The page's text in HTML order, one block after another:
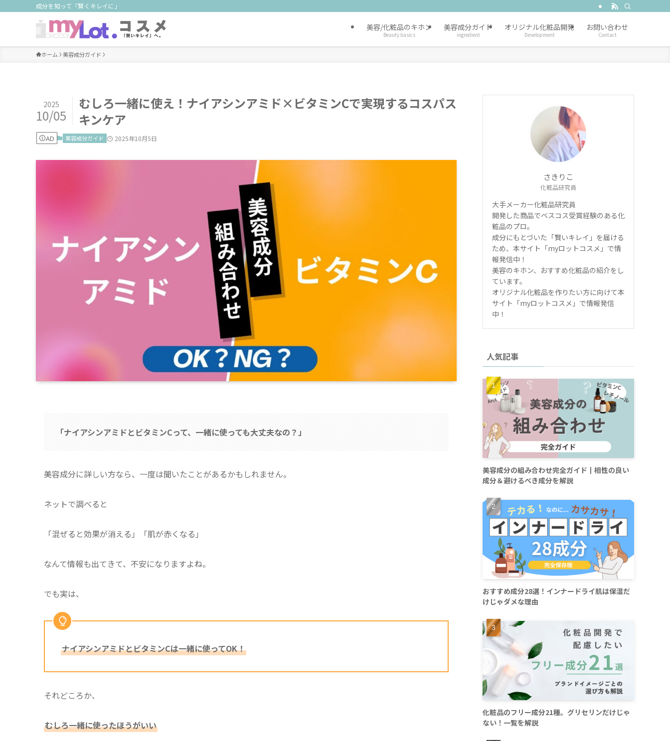
成分を知って「賢くキレイに」
美容/化粧品のキホン
Beauty basics
美容成分ガイド
ingredient
オリジナル化粧品開発
Development
お問い合わせ
Contact
ホーム 美容成分ガイド
むしろ一緒に使え！ナイアシンアミド×ビタミンCで実現するコスパス
キンケア
2025
10/05
AD 美容成分ガイド 2025年10月5日
「ナイアシンアミドとビタミンCって、一緒に使っても大丈夫なの？」
美容成分に詳しい方なら、一度は聞いたことがあるかもしれません。
ネットで調べると
「混ぜると効果が消える」「肌が赤くなる」
なんて情報も出てきて、不安になりますよね。
でも実は、
ナイアシンアミドとビタミンCは一緒に使ってOK！
それどころか、
むしろ一緒に使ったほうがいい
さきりこ
化粧品研究員
大手メーカー化粧品研究員
開発した商品でベスコス受賞経験のある化
粧品のプロ。
成分にもとづいた「賢いキレイ」を届ける
ため、本サイト「myロットコスメ」で情
報発信中！
美容のキホン、おすすめ化粧品の紹介をし
ています。
オリジナル化粧品を作りたい方に向けて本
サイト「myロットコスメ」で情報発信
中！
人気記事
美容成分の組み合わせ完全ガイド┃相性の良い
成分＆避けるべき成分を解説
おすすめ成分28選！インナードライ肌は保湿だ
けじゃダメな理由
化粧品のフリー成分21種。グリセリンだけじゃ
ない！一覧を解説